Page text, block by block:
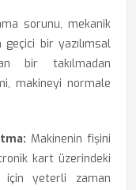
sorunu, mekanik
bir yazılımsal
bir takılmadan
makineyi normale
Makinenin fişini
kart üzerindeki
için yeterli zaman